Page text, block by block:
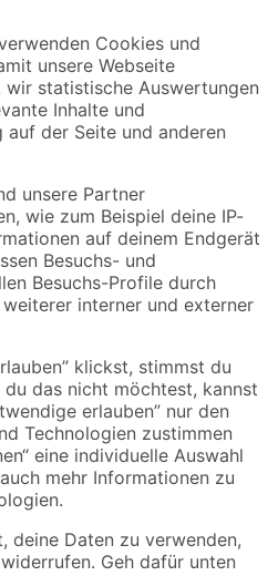
und Aktionen mehr verpassen!
Versandarten
Die dargestellten Angebote sind unter